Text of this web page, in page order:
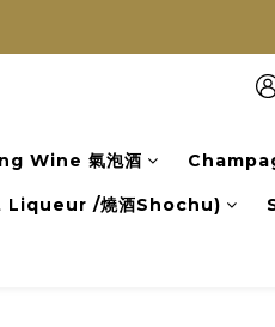
Wine 氣泡酒
Liqueur /燒酒Shochu)